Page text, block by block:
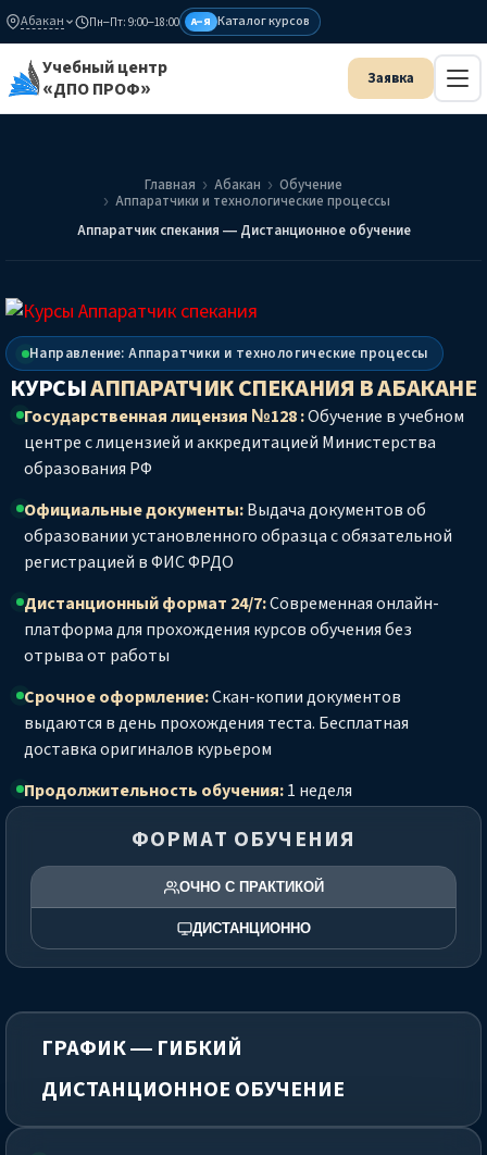
Абакан Пн–Пт: 9:00–18:00 А–Я Каталог курсов
Учебный центр
«ДПО ПРОФ»
Главная Абакан
Обучение
Аппаратчики и технологические процессы
Аппаратчик спекания — Дистанционное обучение
Направление: Аппаратчики и технологические процессы
КУРСЫАППАРАТЧИК СПЕКАНИЯ В АБАКАНЕ
Государственная лицензия №128 :Обучение в учебном
центре с лицензией и аккредитацией Министерства
образования РФ
Официальные документы:Выдача документов об
образовании установленного образца с обязательной
регистрацией в ФИС ФРДО
Дистанционный формат 24/7:Современная онлайн-
платформа для прохождения курсов обучения без
отрыва от работы
Срочное оформление:Скан-копии документов
выдаются в день прохождения теста. Бесплатная
доставка оригиналов курьером
Продолжительность обучения:1 неделя
ФОРМАТ ОБУЧЕНИЯ
ОЧНО С ПРАКТИКОЙ
ДИСТАНЦИОННО
ГРАФИК — ГИБКИЙ
ДИСТАНЦИОННОЕ ОБУЧЕНИЕ